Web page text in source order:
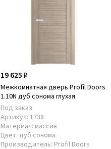
19 625 ₽
Межкомнатная дверь Profil Doors
1.10N дуб сонома глухая
Под заказ
Артикул: 1738
Материал: массив
Цвет: дуб сонома
Производитель: Profil Doors